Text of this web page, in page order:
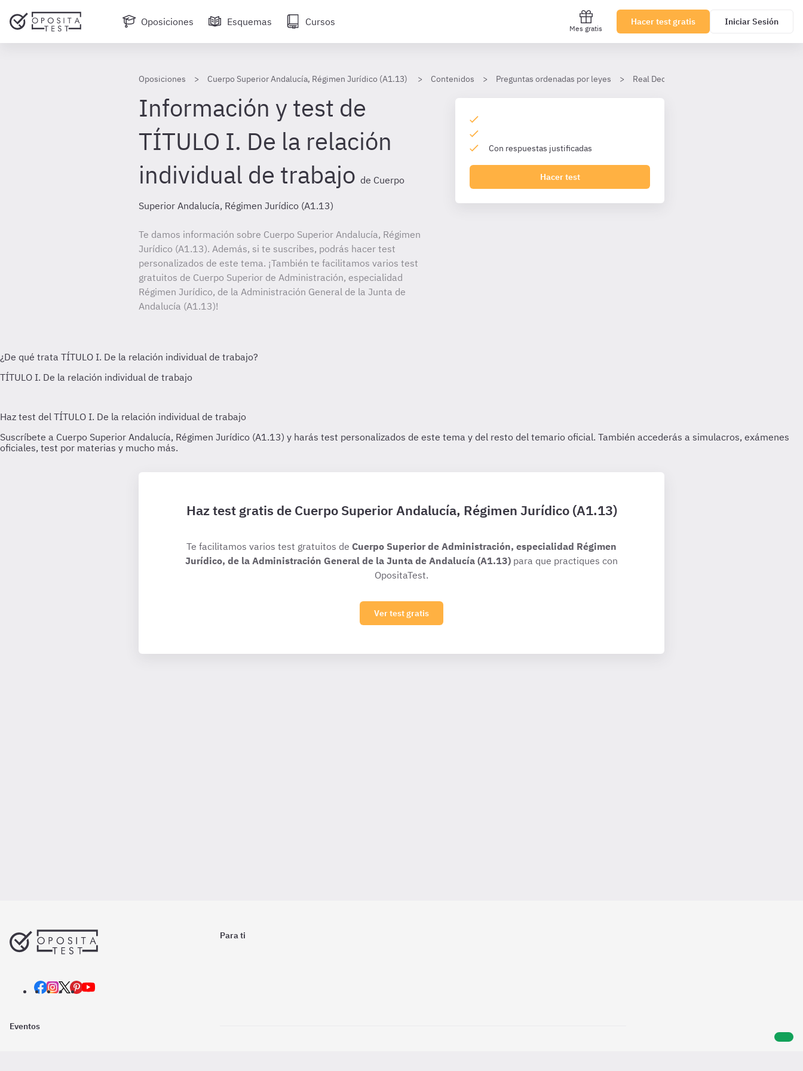
Oposiciones Esquemas Cursos
Mes gratis
Hacer test gratis Iniciar Sesión
Oposiciones Cuerpo Superior Andalucía, Régimen Jurídico (A1.13) Contenidos Preguntas ordenadas por leyes Real Decreto Legislativo 2/2015, de 23 de
Información y test de
TÍTULO I. De la relación
individual de trabajo de Cuerpo
Superior Andalucía, Régimen Jurídico (A1.13)
Te damos información sobre Cuerpo Superior Andalucía, Régimen
Jurídico (A1.13). Además, si te suscribes, podrás hacer test
personalizados de este tema. ¡También te facilitamos varios test
gratuitos de Cuerpo Superior de Administración, especialidad
Régimen Jurídico, de la Administración General de la Junta de
Andalucía (A1.13)!
Con respuestas justificadas
Hacer test
Haz test gratis de Cuerpo Superior Andalucía, Régimen Jurídico (A1.13)
Te facilitamos varios test gratuitos de Cuerpo Superior de Administración, especialidad Régimen
Jurídico, de la Administración General de la Junta de Andalucía (A1.13) para que practiques con
OpositaTest.
Ver test gratis
Para ti
Eventos